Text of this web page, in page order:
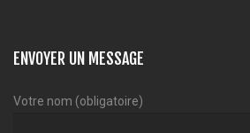
ENVOYER UN MESSAGE
Votre nom (obligatoire)